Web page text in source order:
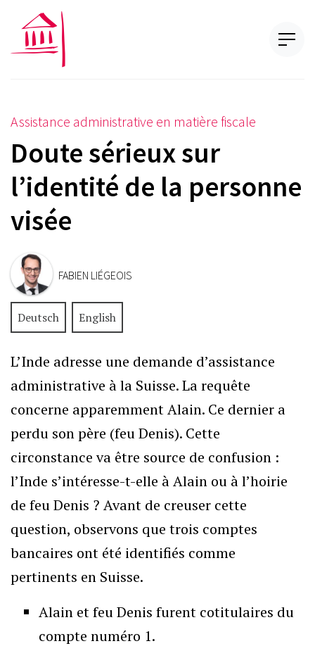
Assistance administrative en matière fiscale
Doute sérieux sur
l’identité de la personne
visée
FABIEN LIÉGEOIS
Deutsch English
L’Inde adresse une demande d’assistance
administrative à la Suisse. La requête
concerne apparemment Alain. Ce dernier a
perdu son père (feu Denis). Cette
circonstance va être source de confusion :
l’Inde s’intéresse-t-elle à Alain ou à l’hoirie
de feu Denis ? Avant de creuser cette
question, observons que trois comptes
bancaires ont été identifiés comme
pertinents en Suisse.
Alain et feu Denis furent cotitulaires du
compte numéro 1.